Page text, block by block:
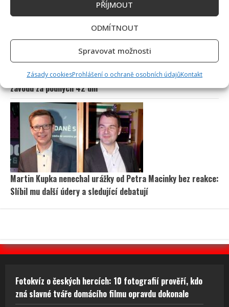
PŘÍJMOUT
ODMÍTNOUT
Spravovat možnosti
Zásady cookiesProhlášení o ochraně osobních údajůKontakt
50 let od nehody Nikiho Laudy: Z hořícího Ferrari do dalšího
závodu za pouhých 42 dní
Martin Kupka nenechal urážky od Petra Macinky bez reakce:
Slíbil mu další údery a sledující debatují
Fotokvíz o českých hercích: 10 fotografií prověří, kdo
zná slavné tváře domácího filmu opravdu dokonale